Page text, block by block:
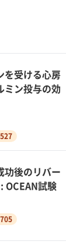
を受ける心房
ミン投与の効
功後のリバー
OCEAN試験